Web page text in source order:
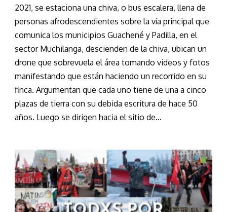
2021, se estaciona una chiva, o bus escalera, llena de
personas afrodescendientes sobre la vía principal que
comunica los municipios Guachené y Padilla, en el
sector Muchilanga, descienden de la chiva, ubican un
drone que sobrevuela el área tomando videos y fotos
manifestando que están haciendo un recorrido en su
finca. Argumentan que cada uno tiene de una a cinco
plazas de tierra con su debida escritura de hace 50
años. Luego se dirigen hacia el sitio de...